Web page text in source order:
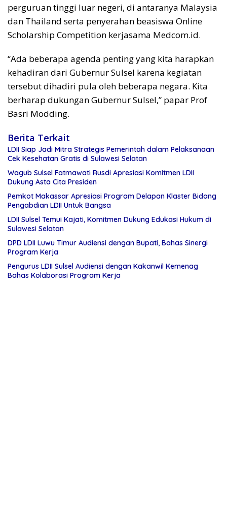
perguruan tinggi luar negeri, di antaranya Malaysia
dan Thailand serta penyerahan beasiswa Online
Scholarship Competition kerjasama Medcom.id.
“Ada beberapa agenda penting yang kita harapkan
kehadiran dari Gubernur Sulsel karena kegiatan
tersebut dihadiri pula oleh beberapa negara. Kita
berharap dukungan Gubernur Sulsel,” papar Prof
Basri Modding.
Berita Terkait
LDII Siap Jadi Mitra Strategis Pemerintah dalam Pelaksanaan
Cek Kesehatan Gratis di Sulawesi Selatan
Wagub Sulsel Fatmawati Rusdi Apresiasi Komitmen LDII
Dukung Asta Cita Presiden
Pemkot Makassar Apresiasi Program Delapan Klaster Bidang
Pengabdian LDII Untuk Bangsa
LDII Sulsel Temui Kajati, Komitmen Dukung Edukasi Hukum di
Sulawesi Selatan
DPD LDII Luwu Timur Audiensi dengan Bupati, Bahas Sinergi
Program Kerja
Pengurus LDII Sulsel Audiensi dengan Kakanwil Kemenag
Bahas Kolaborasi Program Kerja